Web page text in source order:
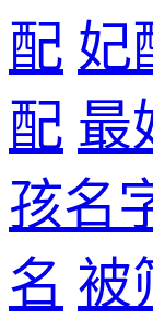
配 妃
配 最
孩名
名 被